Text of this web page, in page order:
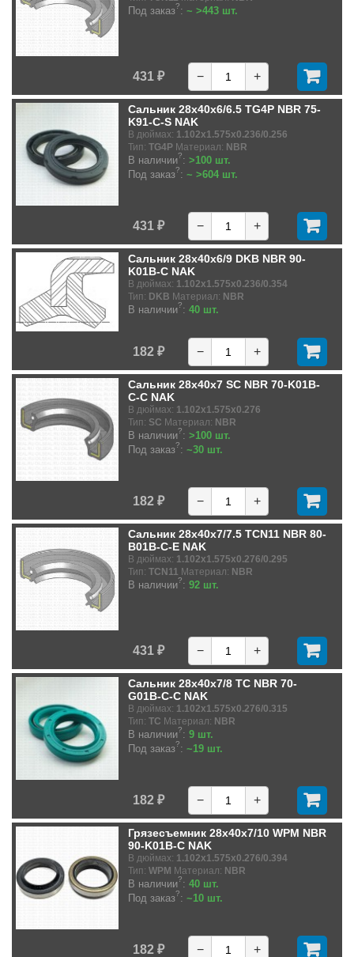
Под заказ?: ~ >443 шт.
431 ₽ − +
Сальник 28x40x6/6.5 TG4P NBR 75-
K91-C-S NAK
В дюймах: 1.102x1.575x0.236/0.256
Тип: TG4P Материал: NBR
В наличии?: >100 шт.
Под заказ?: ~ >604 шт.
431 ₽ − +
Сальник 28x40x6/9 DKB NBR 90-
K01B-C NAK
В дюймах: 1.102x1.575x0.236/0.354
Тип: DKB Материал: NBR
В наличии?: 40 шт.
182 ₽ − +
Сальник 28x40x7 SC NBR 70-K01B-
C-C NAK
В дюймах: 1.102x1.575x0.276
Тип: SC Материал: NBR
В наличии?: >100 шт.
Под заказ?: ~30 шт.
182 ₽ − +
Сальник 28x40x7/7.5 TCN11 NBR 80-
B01B-C-E NAK
В дюймах: 1.102x1.575x0.276/0.295
Тип: TCN11 Материал: NBR
В наличии?: 92 шт.
431 ₽ − +
Сальник 28x40x7/8 TC NBR 70-
G01B-C-C NAK
В дюймах: 1.102x1.575x0.276/0.315
Тип: TC Материал: NBR
В наличии?: 9 шт.
Под заказ?: ~19 шт.
182 ₽ − +
Грязесъемник 28x40x7/10 WPM NBR
90-K01B-C NAK
В дюймах: 1.102x1.575x0.276/0.394
Тип: WPM Материал: NBR
В наличии?: 40 шт.
Под заказ?: ~10 шт.
182 ₽ − +